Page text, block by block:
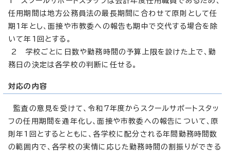
任用期間は地方公務員法の最長期間に合わせて原則として任
期1年とし、面接や市教委への報告も期中で交代する場合を除
いて年1回とする。
2 学校ごとに日数や勤務時間の予算上限を設けた上で、勤
務日の決定は各学校の判断に任せる。
対応の内容
監査の意見を受けて、令和7年度からスクールサポートスタッ
フの任用期間を通年化し、面接や市教委への報告について、原
則年1回とするとともに、各学校に配分される年間勤務時間数
の範囲内で、各学校の実情に応じた勤務時間の割振りができる